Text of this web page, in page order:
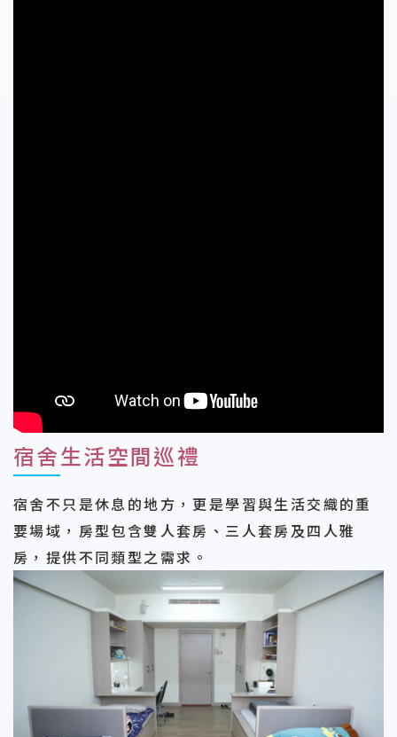
宿舍生活空間巡禮
宿舍不只是休息的地方，更是學習與生活交織的重
要場域，房型包含雙人套房、三人套房及四人雅
房，提供不同類型之需求。